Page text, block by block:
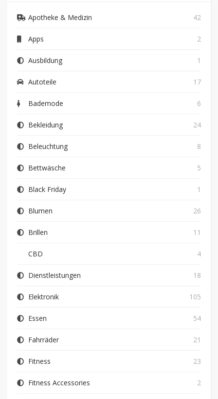
Apotheke & Medizin 42
Apps 2
Ausbildung 1
Autoteile 17
Bademode 6
Bekleidung 24
Beleuchtung 8
Bettwäsche 5
Black Friday 1
Blumen 26
Brillen 11
CBD 4
Dienstleistungen 18
Elektronik 105
Essen 54
Fahrräder 21
Fitness 23
Fitness Accessories 2